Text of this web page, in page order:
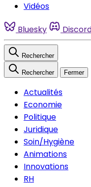
Vidéos
Bluesky
Rechercher
Rechercher Fermer
Actualités
Economie
Politique
Juridique
Soin/Hygiène
Animations
Innovations
RH